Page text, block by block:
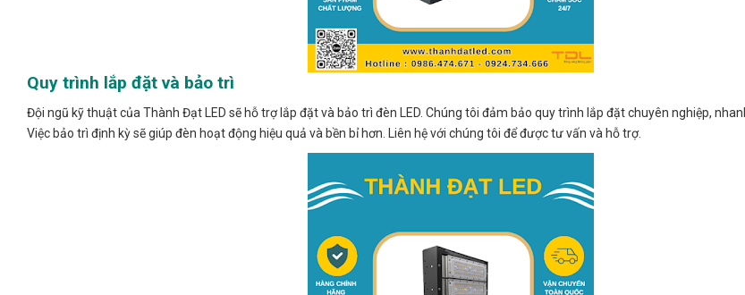
Quy trình lắp đặt và bảo trì
Đội ngũ kỹ thuật của Thành Đạt LED sẽ hỗ trợ lắp đặt và bảo trì đèn LED. Chúng tôi đảm bảo quy trình lắp đặt chuyên nghiệp,
Việc bảo trì định kỳ sẽ giúp đèn hoạt động hiệu quả và bền bỉ hơn. Liên hệ với chúng tôi để được tư vấn và hỗ trợ.